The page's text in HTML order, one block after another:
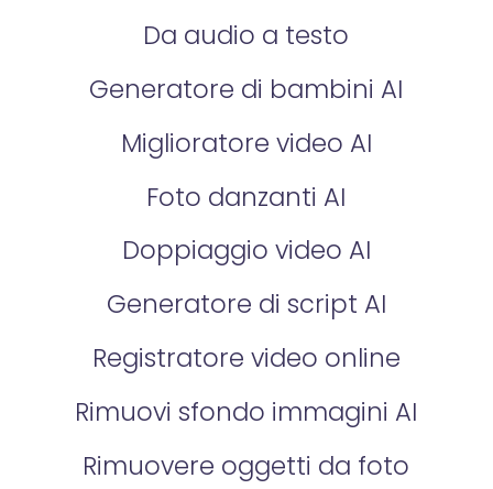
Da audio a testo
Generatore di bambini AI
Miglioratore video AI
Foto danzanti AI
Doppiaggio video AI
Generatore di script AI
Registratore video online
Rimuovi sfondo immagini AI
Rimuovere oggetti da foto